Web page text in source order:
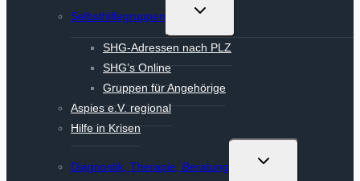
Selbsthilfegruppen
Untermenü
SHG-Adressen nach PLZ
SHG’s Online
Gruppen für Angehörige
Aspies e.V. regional
Hilfe in Krisen
Diagnostik, Therapie, Beratung
Untermenü